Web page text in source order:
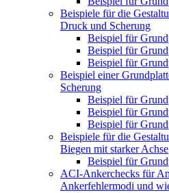
Beispiele für die
Druck und Scherung
Beispiel für
Beispiel für
Beispiel für
Beispiel einer
Scherung
Beispiel für
Beispiel für
Beispiel für
Beispiele für die
Biegen mit starker Achse
Beispiel für
ACI-Ankerchecks für
Ankerfehlermodi und